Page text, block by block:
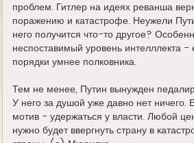
проблем. Гитлер на идеях реванша
поражению и катастрофе. Неужели
него получится что-то другое?
неспоставимый уровень интелллекта
порядки умнее полковника.
Тем не менее, Путин вынужден
У него за душой уже давно нет ничего.
мотив - удержаться у власти. Любой
нужно будет ввергнуть страну в